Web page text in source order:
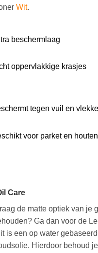
Wit.
beschermlaag
oppervlakkige krasjes
tegen vuil en
voor parket en
Care
de matte optiek van je
Ga dan voor de
is een op water
Hierdoor behoud